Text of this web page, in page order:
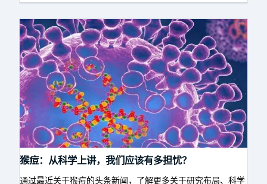
猴痘：从科学上讲，我们应该有多担忧？
通过最近关于猴痘的头条新闻，了解更多关于研究布局、科学